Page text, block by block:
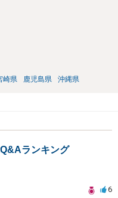
崎県 鹿児島県 沖縄県
ランキング
6